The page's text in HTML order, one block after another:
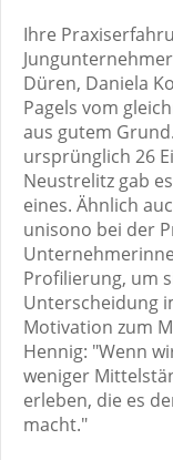
Ihre
Düren, Daniela
Pagels vom
aus gutem
ursprünglich 26
Neustrelitz gab
eines. Ähnlich
unisono bei der
Profilierung, um
Unterscheidung
Motivation zum
Hennig: "Wenn
weniger
erleben, die es
macht."